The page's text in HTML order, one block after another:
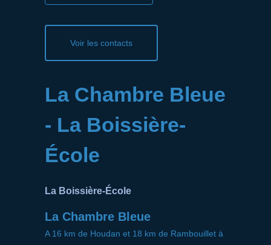
Voir les contacts
La Chambre Bleue
- La Boissière-
École
La Boissière-École
La Chambre Bleue
A 16 km de Houdan et 18 km de Rambouillet à